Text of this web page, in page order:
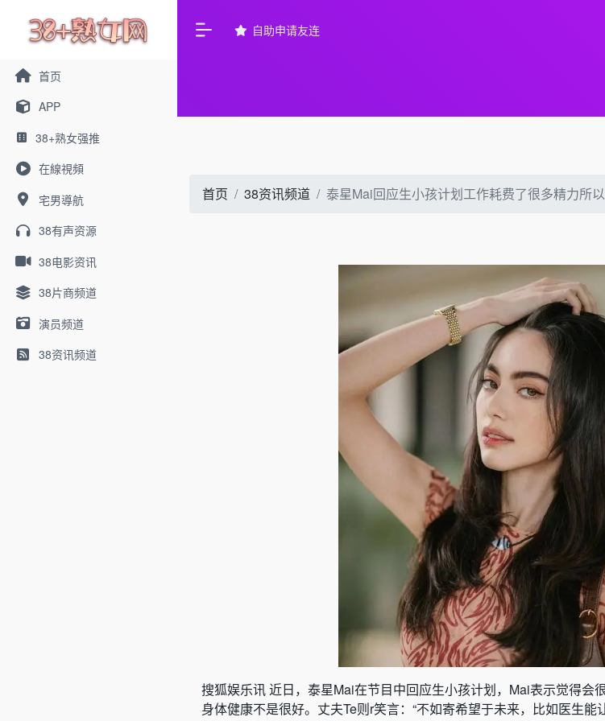
首页
APP
38+熟女强推
在線視頻
宅男導航
38有声资源
38电影资讯
38片商频道
演员频道
38资讯频道
自助申请友连
首页 38资讯频道 泰星Mai回应生小孩计划工作耗费了很多精力所
搜狐娱乐讯 近日，泰星Mai在节目中回应生小孩计划，Mai表示觉得会
身体健康不是很好。丈夫Te则r笑言：“不如寄希望于未来，比如医生能